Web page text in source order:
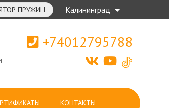
ПРУЖИН Калининград
+74012795788
КОНТАКТЫ